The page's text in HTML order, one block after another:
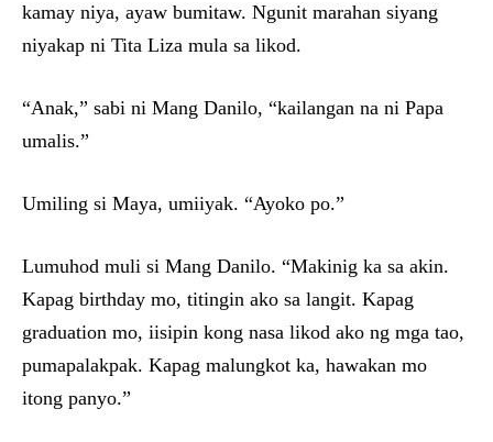
kamay niya, ayaw bumitaw. Ngunit marahan siyang
niyakap ni Tita Liza mula sa likod.
“Anak,” sabi ni Mang Danilo, “kailangan na ni Papa
umalis.”
Umiling si Maya, umiiyak. “Ayoko po.”
Lumuhod muli si Mang Danilo. “Makinig ka sa akin.
Kapag birthday mo, titingin ako sa langit. Kapag
graduation mo, iisipin kong nasa likod ako ng mga tao,
pumapalakpak. Kapag malungkot ka, hawakan mo
itong panyo.”